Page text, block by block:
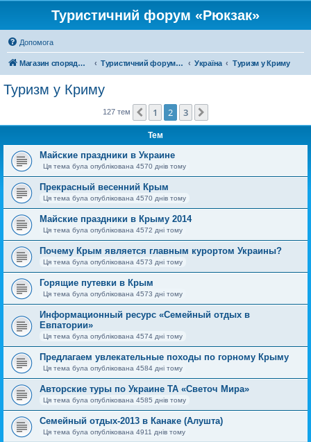
Туристичний форум «Рюкзак»
Допомога
Магазин спорядження Туристичний форум «Рюкзак» Україна Туризм у Криму
Туризм у Криму
127 тем Поперед.
1 2 3
Тем
Майские праздники в Украине
Ця тема була опублікована 4570 днів тому
Прекрасный весенний Крым
Ця тема була опублікована 4570 днів тому
Майские праздники в Крыму 2014
Ця тема була опублікована 4572 дні тому
Почему Крым является главным курортом Украины?
Ця тема була опублікована 4573 дні тому
Горящие путевки в Крым
Ця тема була опублікована 4573 дні тому
Информационный ресурс «Семейный отдых в
Евпатории»
Ця тема була опублікована 4574 дні тому
Предлагаем увлекательные походы по горному Крыму
Ця тема була опублікована 4584 дні тому
Авторские туры по Украине ТА «Светоч Мира»
Ця тема була опублікована 4585 днів тому
Семейный отдых-2013 в Канаке (Алушта)
Ця тема була опублікована 4911 днів тому